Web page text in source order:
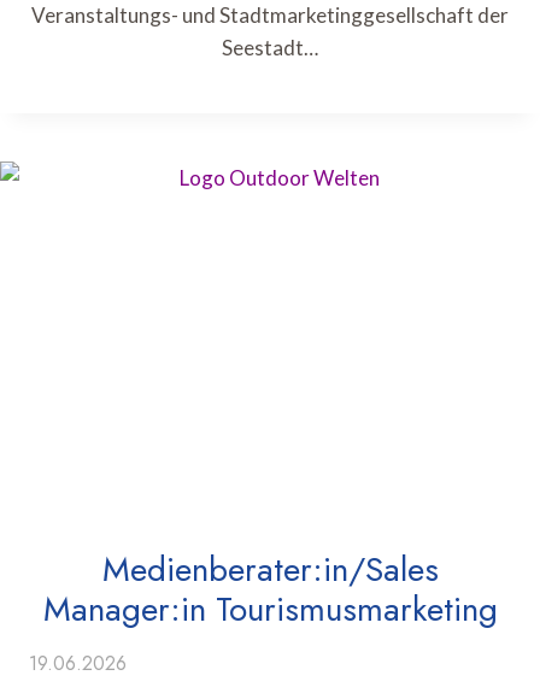
Veranstaltungs- und Stadtmarketinggesellschaft der
Seestadt…
Medienberater:in/Sales
Manager:in Tourismusmarketing
19.06.2026